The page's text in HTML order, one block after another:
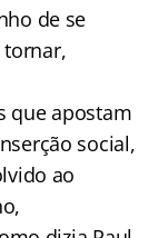
de se
que apostam
social,
ao